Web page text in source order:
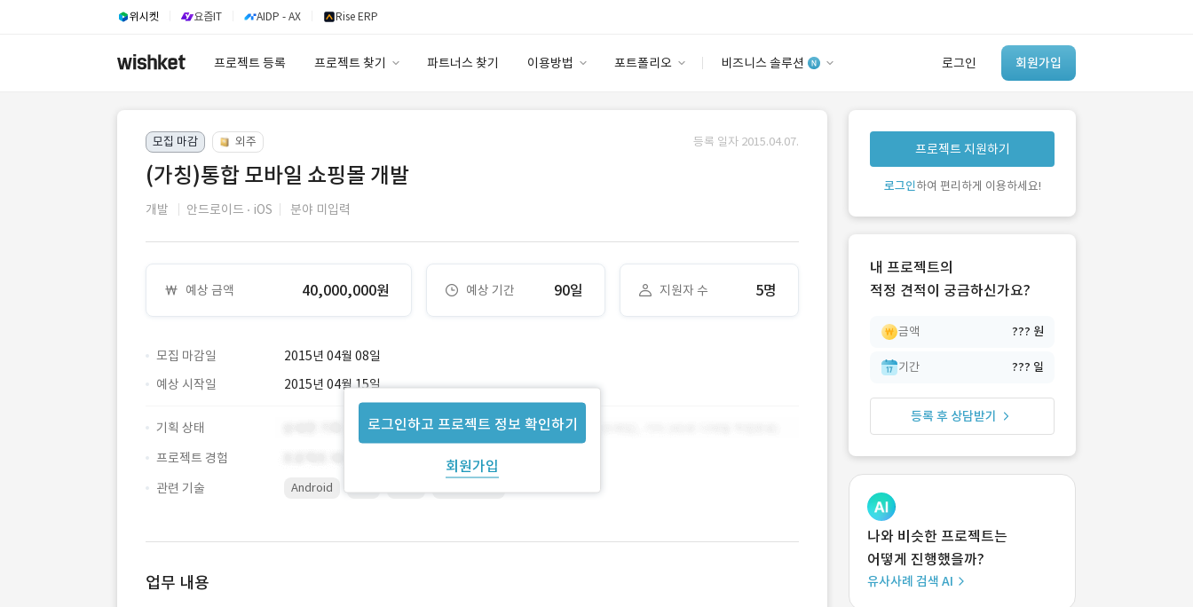
위시켓 요즘IT AIDP - AX Rise ERP
프로젝트 등록 프로젝트 찾기 파트너스 찾기 이용방법 포트폴리오 비즈니스 솔루션 로그인 회원가입
안심 코드 케어
유사사례 검색 AI
‘이런 거’ 만들어본
개발 회사 있어?
모집 마감 외주 등록 일자 2015.04.07.
(가칭)통합 모바일 쇼핑몰 개발
개발 안드로이드 iOS 분야 미입력
예상 금액 40,000,000원 예상 기간 90일 지원자 수 5명
모집 마감일 2015년 04월 08일
로그인하고 프로젝트 정보 확인하기
회원가입
예상 시작일 2015년 04월 15일
기획 상태
프로젝트 경험
관련 기술
Android
업무 내용
프로젝트 지원하기
로그인하여 편리하게 이용하세요!
내 프로젝트의
적정 견적이 궁금하신가요?
금액 ??? 원
기간 ??? 일
등록 후 상담받기
나와 비슷한 프로젝트는
어떻게 진행했을까?
유사사례 검색 AI